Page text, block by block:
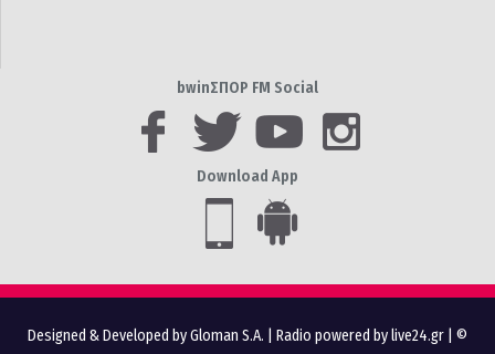
bwinΣΠΟΡ FM Social
Download App
Designed & Developed by Gloman S.A. Radio powered by live24.gr | ©